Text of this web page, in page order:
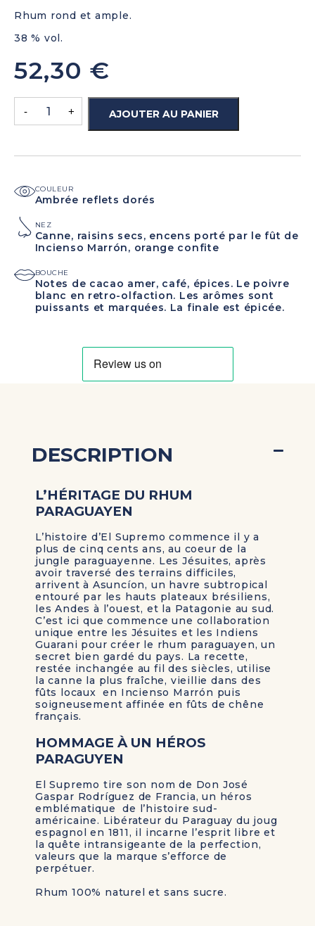
Rhum rond et ample.
38 % vol.
52,30 €
- + AJOUTER AU PANIER
COULEUR
Ambrée reflets dorés
NEZ
Canne, raisins secs, encens porté par le fût de
Incienso Marrón, orange confite
BOUCHE
Notes de cacao amer, café, épices. Le poivre
blanc en retro-olfaction. Les arômes sont
puissants et marquées. La finale est épicée.
DESCRIPTION
L’HÉRITAGE DU RHUM
PARAGUAYEN
L’histoire d’El Supremo commence il y a
plus de cinq cents ans, au coeur de la
jungle paraguayenne. Les Jésuites, après
avoir traversé des terrains difficiles,
arrivent à Asuncíon, un havre subtropical
entouré par les hauts plateaux brésiliens,
les Andes à l’ouest, et la Patagonie au sud.
C’est ici que commence une collaboration
unique entre les Jésuites et les Indiens
Guarani pour créer le rhum paraguayen, un
secret bien gardé du pays. La recette,
restée inchangée au fil des siècles, utilise
la canne la plus fraîche, vieillie dans des
fûts locaux en Incienso Marrón puis
soigneusement affinée en fûts de chêne
français.
HOMMAGE À UN HÉROS
PARAGUYEN
El Supremo tire son nom de Don José
Gaspar Rodríguez de Francia, un héros
emblématique de l’histoire sud-
américaine. Libérateur du Paraguay du joug
espagnol en 1811, il incarne l’esprit libre et
la quête intransigeante de la perfection,
valeurs que la marque s’efforce de
perpétuer.
Rhum 100% naturel et sans sucre.